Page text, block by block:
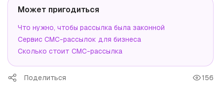
Может пригодиться
Что нужно, чтобы рассылка была законной
Сервис СМС-рассылок для бизнеса
Сколько стоит СМС-рассылка
Поделиться 156